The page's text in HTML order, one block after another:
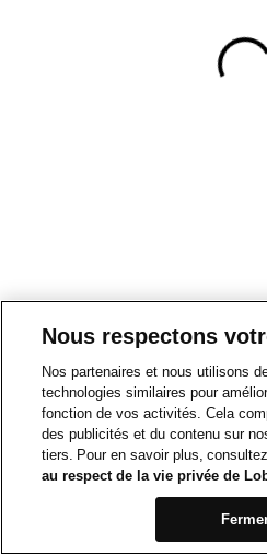
Nous respectons
Nos partenaires et nous utilisons
technologies similaires pour
fonction de vos activités. Cela
des publicités et du contenu sur
tiers. Pour en savoir plus,
au respect de la vie privée de